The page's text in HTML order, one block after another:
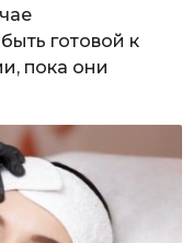
готовой к
пока они